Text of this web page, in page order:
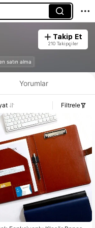
Takip Et
210 Takipçiler
satın alma
Yorumlar
Filtrele